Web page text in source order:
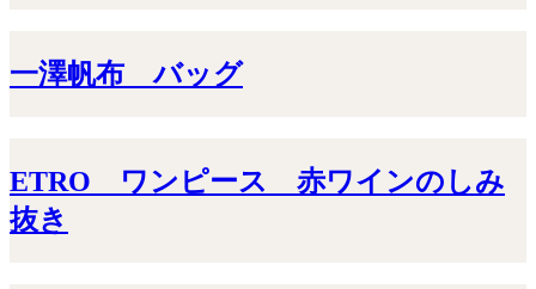
一澤帆布 バッグ
ETRO ワンピース 赤ワインのしみ
抜き